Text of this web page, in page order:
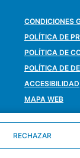
RECHAZAR
CONDICIONES
POLÍTICA DE
POLÍTICA DE
POLÍTICA DE
ACCESIBILIDAD
MAPA WEB